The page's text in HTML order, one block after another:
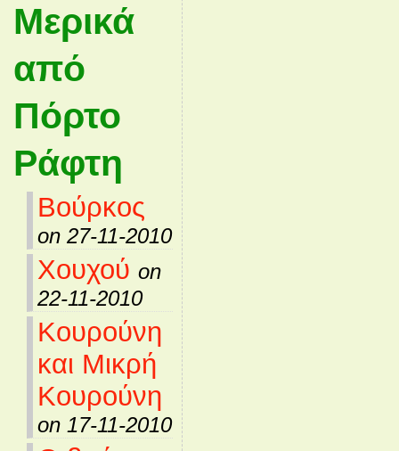
Μερικά
από
Πόρτο
Ράφτη
Βούρκος
on 27-11-2010
Χουχού on
22-11-2010
Κουρούνη
και Μικρή
Κουρούνη
on 17-11-2010